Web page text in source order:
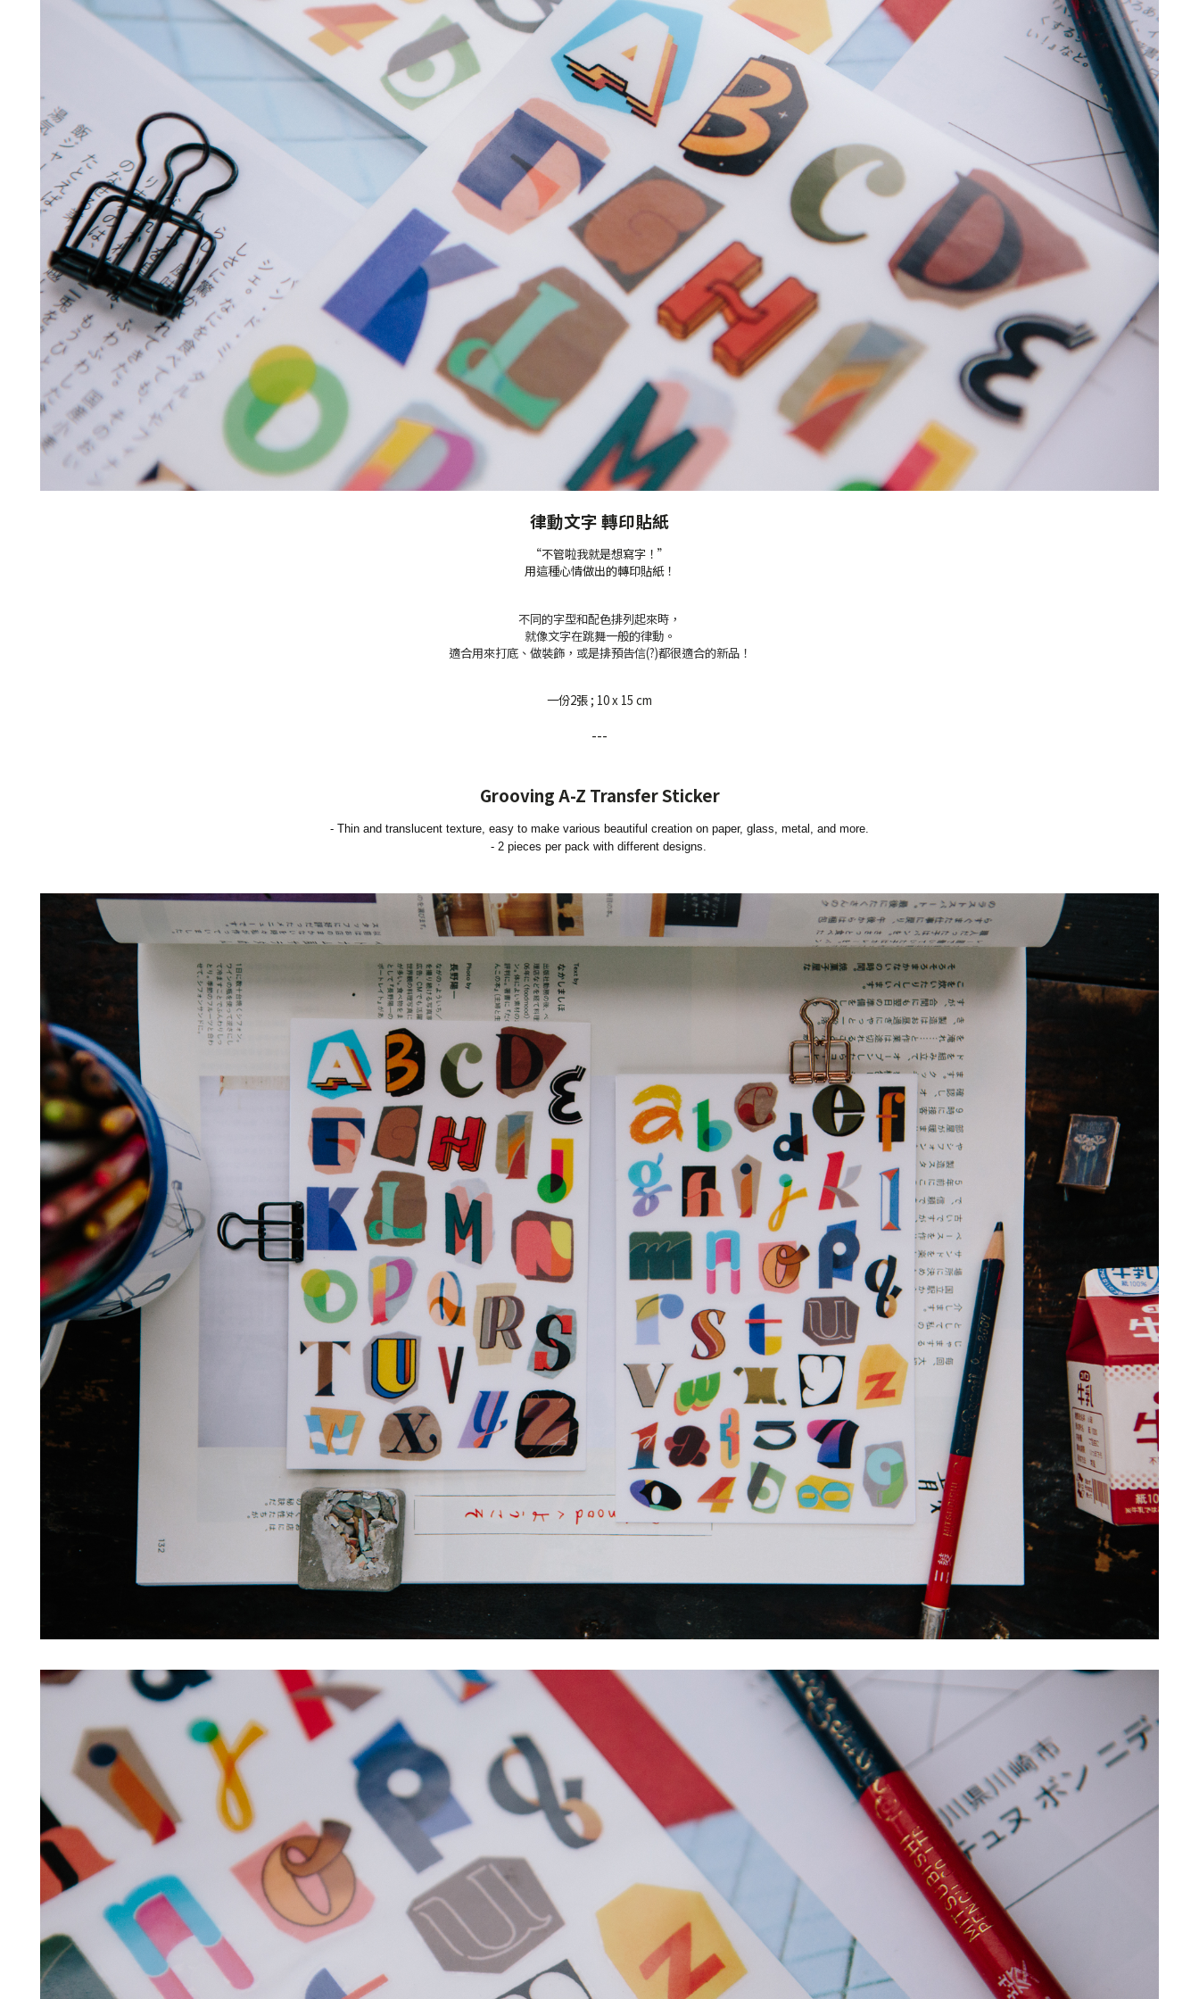
律動文字 轉印貼紙
“不管啦我就是想寫字！”
用這種心情做出的轉印貼紙！
不同的字型和配色排列起來時，
就像文字在跳舞一般的律動。
適合用來打底、做裝飾，或是排預告信(?)都很適合的新品！
一份2張 ; 10 x 15 cm
---
Grooving A-Z Transfer Sticker
- Thin and translucent texture, easy to make various beautiful creation on paper, glass, metal, and more.
- 2 pieces per pack with different designs.